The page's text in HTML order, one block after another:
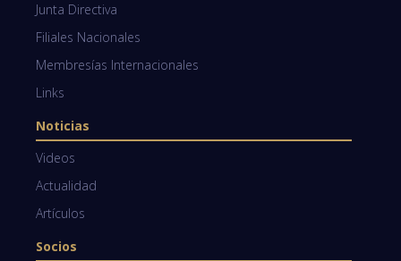
Junta Directiva
Filiales Nacionales
Membresías Internacionales
Links
Noticias
Videos
Actualidad
Artículos
Socios